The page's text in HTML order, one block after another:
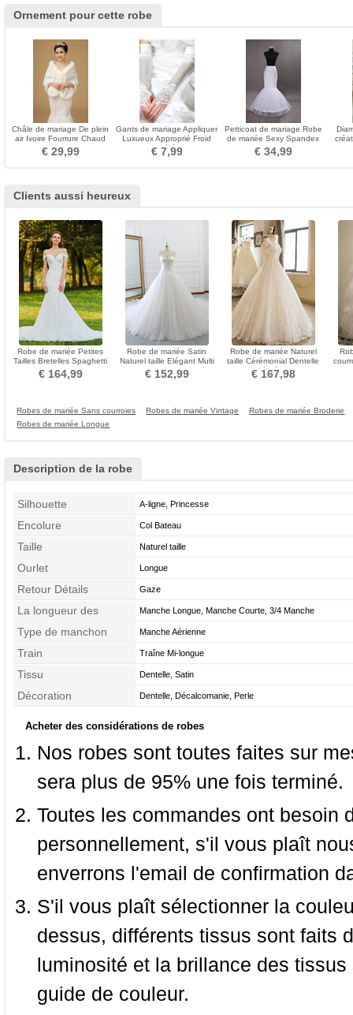
Ornement pour cette robe
Châle de mariage De plein
air Ivoire Fourrure Chaud
Laine artificielle
€ 29,99
Gants de mariage Appliquer
Luxueux Approprié Froid
Ivoire Cérémonie
€ 7,99
Petticoat de mariage Robe
de mariée Sexy Spandex
blanc Jantes simples
€ 34,99
Clients aussi heureux
Robe de mariée Petites
Tailles Bretelles Spaghetti
Gaze Mancheron
€ 164,99
Robe de mariée Satin
Naturel taille Elégant Multi
Couche Tribunal train
€ 152,99
Robe de mariée Naturel
taille Cérémonial Dentelle
Rosée épaule
€ 167,98
Robes de mariée Sans courroies Robes de mariée Vintage
Robes de mariée Broderie
Robes de mariée Longue
Description de la robe
Silhouette A-ligne, Princesse
Encolure Col Bateau
Taille Naturel taille
Ourlet Longue
Retour Détails Gaze
La longueur des
manches
Manche Longue, Manche Courte, 3/4 Manche
Type de manchon Manche Aérienne
Train Traîne Mi-longue
Tissu Dentelle, Satin
Décoration Dentelle, Décalcomanie, Perle
Acheter des considérations de robes
Nos robes sont toutes faites sur
sera plus de 95% une fois terminé.
Toutes les commandes ont besoin
personnellement, s'il vous plaît
enverrons l'email de confirmation
S'il vous plaît sélectionner la
dessus, différents tissus sont faits
luminosité et la brillance des
guide de couleur.